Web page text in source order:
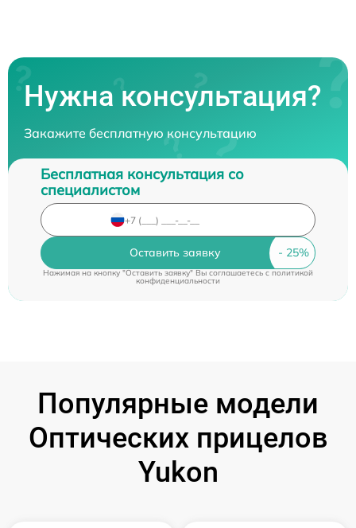
Нужна консультация?
Закажите бесплатную консультацию
Бесплатная консультация со
специалистом
Оставить заявку
Нажимая на кнопку "Оставить заявку" Вы соглашаетесь c политикой
конфиденциальности
Популярные модели
Оптических прицелов
Yukon